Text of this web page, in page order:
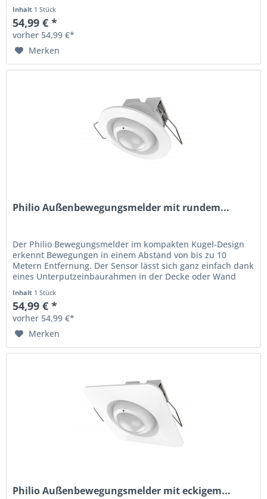
Inhalt 1 Stück
54,99 € *
vorher 54,99 €*
Merken
Philio Außenbewegungsmelder mit rundem...
Der Philio Bewegungsmelder im kompakten Kugel-Design
erkennt Bewegungen in einem Abstand von bis zu 10
Metern Entfernung. Der Sensor lässt sich ganz einfach dank
eines Unterputzeinbaurahmen in der Decke oder Wand
Inhalt 1 Stück
54,99 € *
vorher 54,99 €*
Merken
Philio Außenbewegungsmelder mit eckigem...